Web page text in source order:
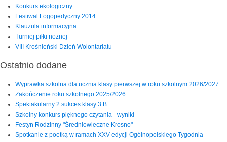
Konkurs ekologiczny
Festiwal Logopedyczny 2014
Klauzula informacyjna
Turniej piłki nożnej
VIII Krośnieński Dzień Wolontariatu
Ostatnio dodane
Wyprawka szkolna dla ucznia klasy pierwszej w roku szkolnym 2026/2027
Zakończenie roku szkolnego 2025/2026
Spektakularny 2 sukces klasy 3 B
Szkolny konkurs pięknego czytania - wyniki
Festyn Rodzinny "Średniowieczne Krosno"
Spotkanie z poetką w ramach XXV edycji Ogólnopolskiego Tygodnia